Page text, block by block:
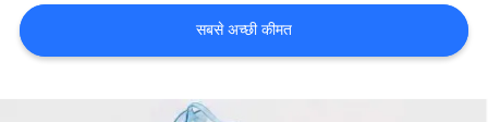
एक
उद्धरण
सबसे अच्छी कीमत